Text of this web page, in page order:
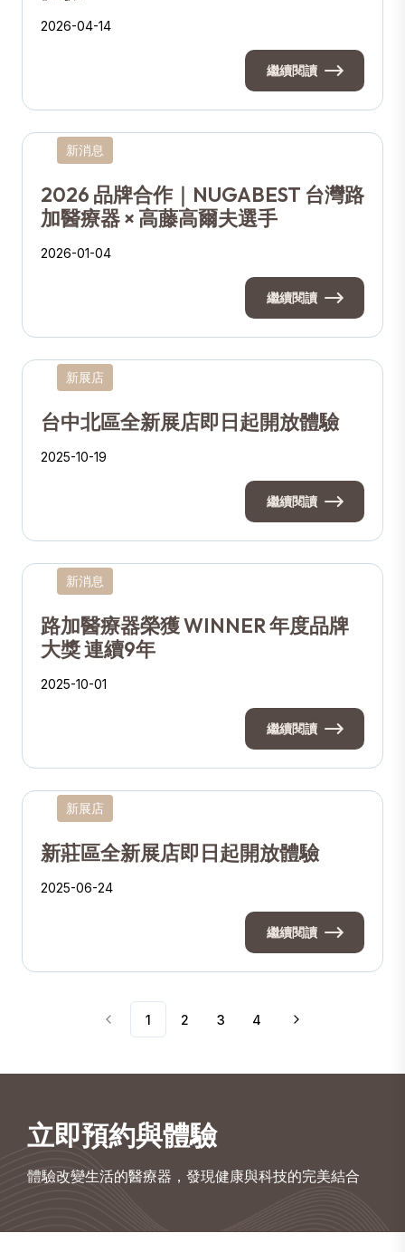
2026-04-14
繼續閱讀
新消息
2026 品牌合作｜NUGABEST 台灣路
加醫療器 × 高藤高爾夫選手
2026-01-04
繼續閱讀
新展店
台中北區全新展店即日起開放體驗
2025-10-19
繼續閱讀
新消息
路加醫療器榮獲 WINNER 年度品牌
大獎 連續9年
2025-10-01
繼續閱讀
新展店
新莊區全新展店即日起開放體驗
2025-06-24
繼續閱讀
1 2 3 4
立即預約與體驗
體驗改變生活的醫療器，發現健康與科技的完美結合